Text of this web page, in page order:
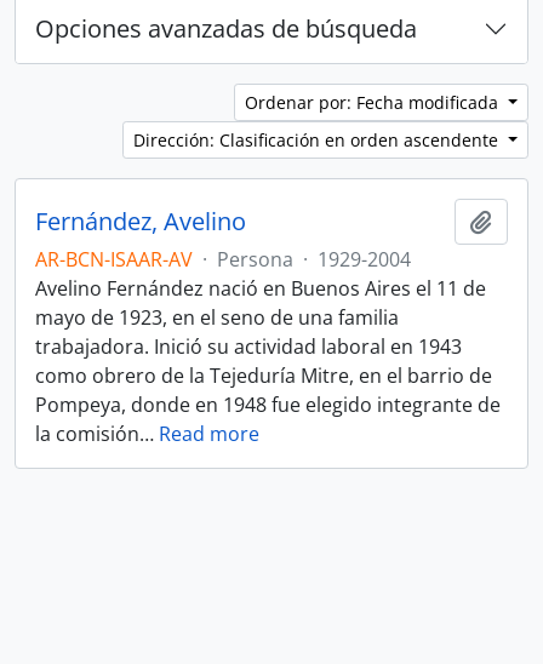
Opciones avanzadas de búsqueda
Ordenar por: Fecha modificada
Dirección: Clasificación en orden ascendente
Fernández, Avelino
AR-BCN-ISAAR-AV · Persona · 1929-2004
Avelino Fernández nació en Buenos Aires el 11 de
mayo de 1923, en el seno de una familia
trabajadora. Inició su actividad laboral en 1943
como obrero de la Tejeduría Mitre, en el barrio de
Pompeya, donde en 1948 fue elegido integrante de
la comisión… Read more